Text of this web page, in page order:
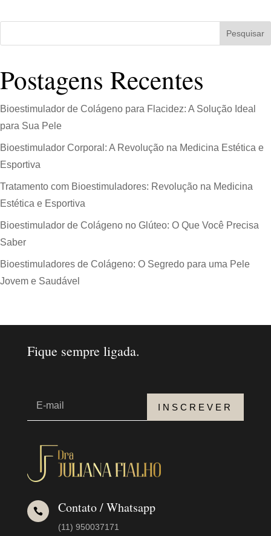
Pesquisar
Postagens Recentes
Bioestimulador de Colágeno para Flacidez: A Solução Ideal
para Sua Pele
Bioestimulador Corporal: A Revolução na Medicina Estética e
Esportiva
Tratamento com Bioestimuladores: Revolução na Medicina
Estética e Esportiva
Bioestimulador de Colágeno no Glúteo: O Que Você Precisa
Saber
Bioestimuladores de Colágeno: O Segredo para uma Pele
Jovem e Saudável
Fique sempre ligada.
INSCREVER
 Contato / Whatsapp
(11) 950037171